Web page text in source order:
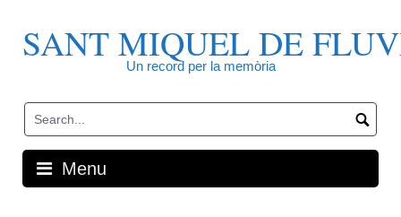
contentSANT MIQUEL DE
Un record per la memòria
Menu